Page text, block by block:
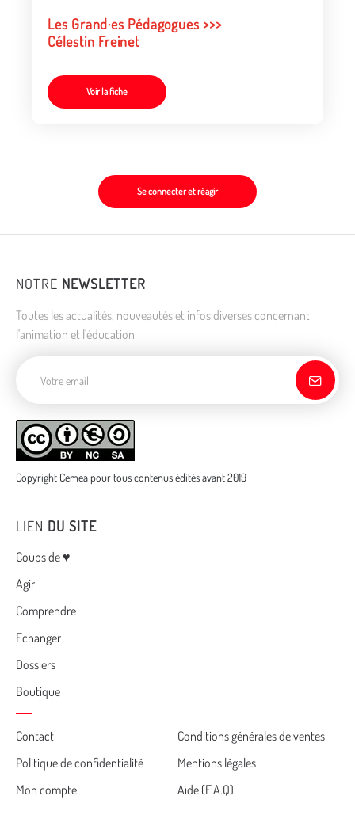
Les Grand·es Pédagogues >>>
Célestin Freinet
Voir la fiche
Se connecter et réagir
NOTRE NEWSLETTER
Toutes les actualités, nouveautés et infos diverses concernant
l'animation et l'éducation
Copyright Cemea pour tous contenus édités avant 2019
LIEN DU SITE
Menu
Coups de ♥
Agir
Comprendre
Echanger
Dossiers
Boutique
Cemea
footer
Contact
Conditions générales de ventes
Politique de confidentialité
Mentions légales
Mon compte
Aide (F.A.Q)